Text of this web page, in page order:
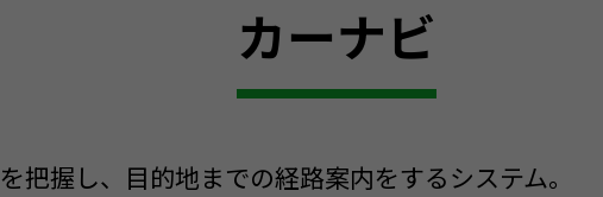
カーナビ
把握し、目的地までの経路案内をするシステム。